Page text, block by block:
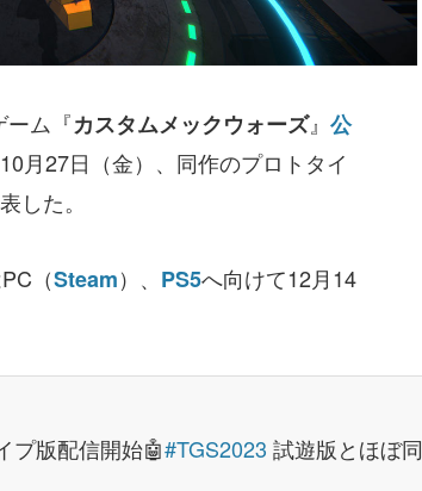
ム『カスタムメックウォーズ』 公
月27日（金）、同作のプロトタイ
した。
（Steam）、 PS5へ向けて12月14
プ版配信開始🤖#TGS2023 試遊版とほぼ同